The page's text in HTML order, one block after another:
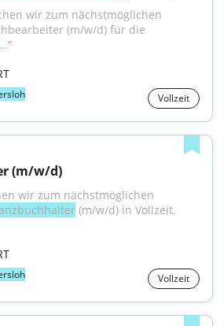
wir zum nächstmöglichen
..."
Vollzeit
(m/w/d)
wir zum nächstmöglichen
(m/w/d) in Vollzeit.
Vollzeit